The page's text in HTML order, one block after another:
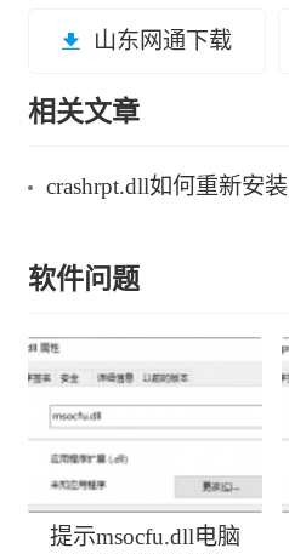
山东网通下载
相关文章
crashrpt.dll如何重新安装
软件问题
提示msocfu.dll电脑